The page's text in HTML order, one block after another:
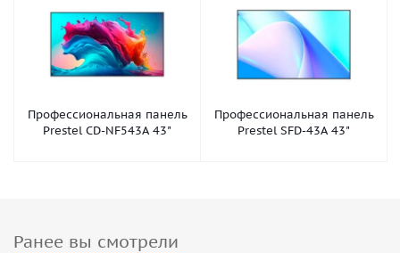
Профессиональная панель
Prestel CD-NF543A 43"
Профессиональная панель
Prestel SFD-43A 43"
Ранее вы смотрели